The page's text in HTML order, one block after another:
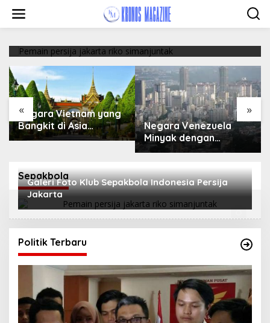
content
Jakarta
« »
Negara Vietnam yang
Bangkit di Asia
Tenggara
Negara Venezuela
Minyak dengan
Keindahan Alam
Sepakbola
Galeri Foto Klub Sepakbola Indonesia Persija
Jakarta
Politik Terbaru